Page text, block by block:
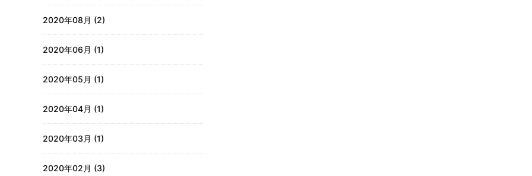
2020年08月 (2)
2020年06月 (1)
2020年05月 (1)
2020年04月 (1)
2020年03月 (1)
2020年02月 (3)